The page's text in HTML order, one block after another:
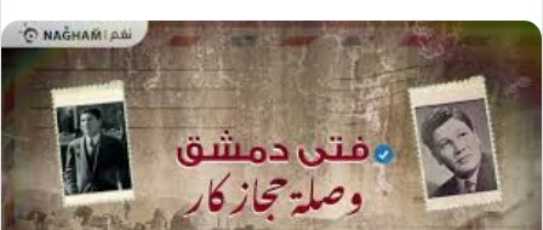
إلكترونيا